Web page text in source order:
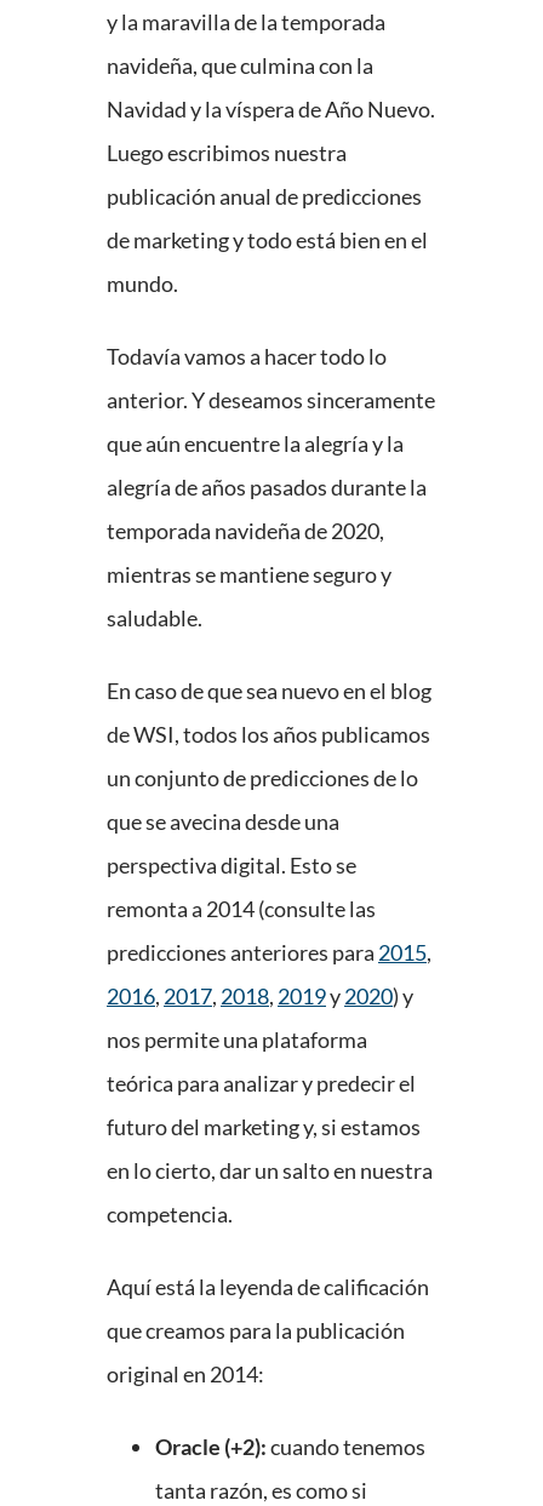
y la maravilla de la temporada
navideña, que culmina con la
Navidad y la víspera de Año Nuevo.
Luego escribimos nuestra
publicación anual de predicciones
de marketing y todo está bien en el
mundo.
Todavía vamos a hacer todo lo
anterior. Y deseamos sinceramente
que aún encuentre la alegría y la
alegría de años pasados ​​durante la
temporada navideña de 2020,
mientras se mantiene seguro y
saludable.
En caso de que sea nuevo en el blog
de WSI, todos los años publicamos
un conjunto de predicciones de lo
que se avecina desde una
perspectiva digital. Esto se
remonta a 2014 (consulte las
predicciones anteriores para 2015,
2016, 2017, 2018, 2019y2020) y
nos permite una plataforma
teórica para analizar y predecir el
futuro del marketing y, si estamos
en lo cierto, dar un salto en nuestra
competencia.
Aquí está la leyenda de calificación
que creamos para la publicación
original en 2014:
Oracle (+2):cuando tenemos
tanta razón, es como si